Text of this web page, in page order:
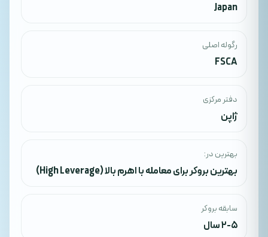
Japan
رگوله اصلی
FSCA
دفتر مرکزی
ژاپن
بهترین در:
بهترین بروکر برای معامله با اهرم بالا (High Leverage)
سابقه بروکر
2-5 سال